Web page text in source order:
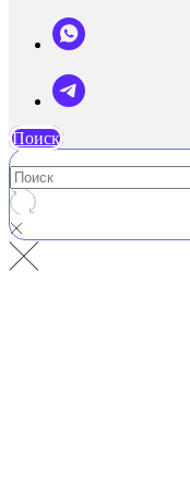
Поиск